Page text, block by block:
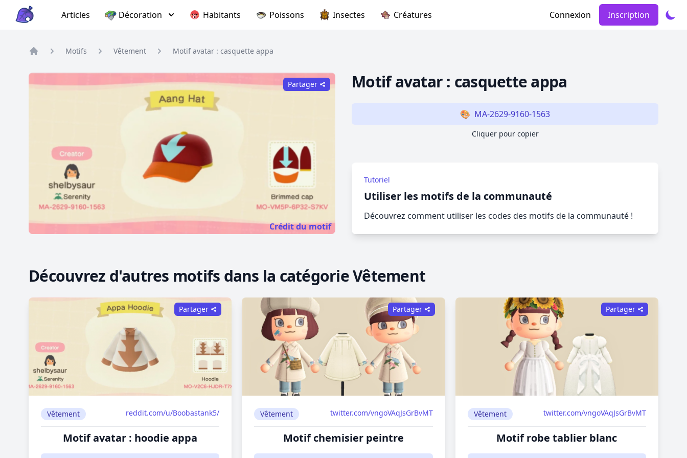
Articles Décoration Habitants Poissons Insectes Créatures Connexion Inscription
Motifs Vêtement Motif avatar : casquette appa
Crédit du motif
Partager Motif avatar : casquette appa
🎨 MA-2629-9160-1563
Cliquer pour copier
Tutoriel
Utiliser les motifs de la communauté
Découvrez comment utiliser les codes des motifs de la communauté !
Découvrez d'autres motifs dans la catégorie Vêtement
Vêtement reddit.com/u/Boobastank5/
Motif avatar : hoodie appa
Partager
Vêtement twitter.com/vngoVAqJsGrBvMT
Motif chemisier peintre
Partager
Vêtement twitter.com/vngoVAqJsGrBvMT
Motif robe tablier blanc
Partager